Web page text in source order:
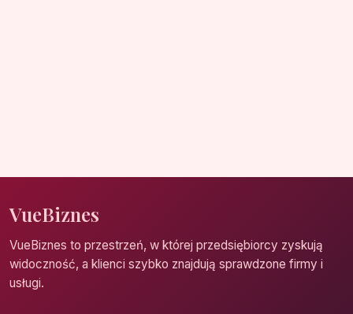
VueBiznes
VueBiznes to przestrzeń, w której przedsiębiorcy zyskują
widoczność, a klienci szybko znajdują sprawdzone firmy i
usługi.